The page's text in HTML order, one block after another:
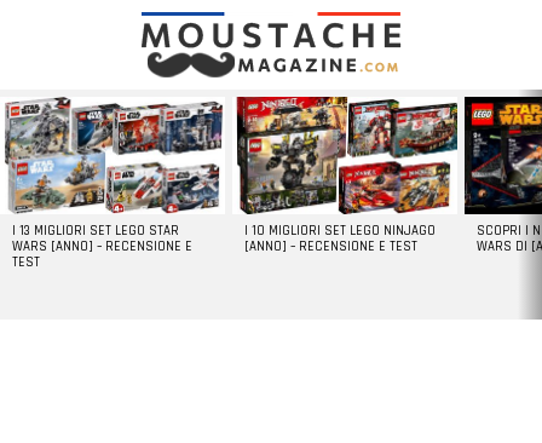
LATEST
STORIES
I 13 MIGLIORI SET LEGO STAR
WARS [ANNO] – RECENSIONE E
TEST
I 10 MIGLIORI SET LEGO NINJAGO
[ANNO] – RECENSIONE E TEST
SCOPRI I
WARS DI